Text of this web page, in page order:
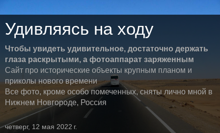
Удивляясь на ходу
Чтобы увидеть удивительное, достаточно держать
глаза раскрытыми, а фотоаппарат заряженным
Сайт про исторические объекты крупным планом и
приколы нового времени
Все фото, кроме особо помеченных, сняты лично мной в
Нижнем Новгороде, Россия
четверг, 12 мая 2022 г.